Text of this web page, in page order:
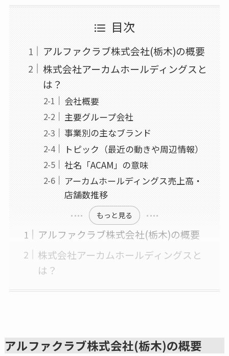
目次
アルファクラブ株式会社(栃木)の概要
株式会社アーカムホールディングスと
は？
会社概要
主要グループ会社
事業別の主なブランド
トピック（最近の動きや周辺情報）
社名「ACAM」の意味
アーカムホールディングス売上高・
店舗数推移
もっと見る
アルファクラブ株式会社(栃木)の概要
株式会社アーカムホールディングスと
は？
アルファクラブ株式会社(栃木)の概要